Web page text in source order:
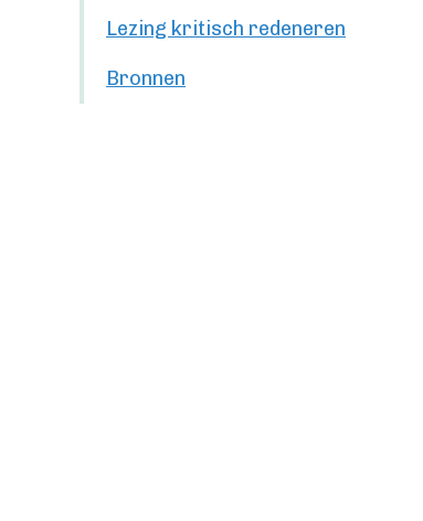
Lezing kritisch redeneren
Bronnen